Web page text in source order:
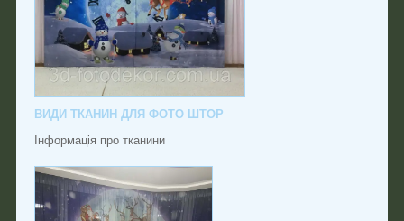
ВИДИ ТКАНИН ДЛЯ ФОТО ШТОР
Інформація про тканини